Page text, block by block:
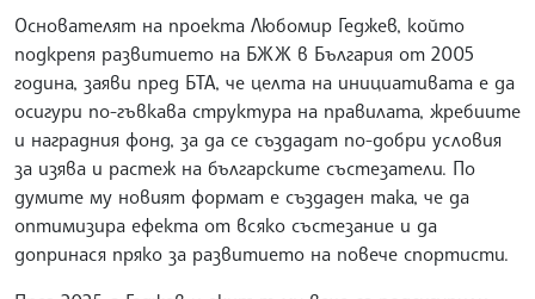
Основателят на проекта Любомир Геджев, който
подкрепя развитието на БЖЖ в България от 2005
година, заяви пред БТА, че целта на инициативата е да
осигури по-гъвкава структура на правилата, жребиите
и наградния фонд, за да се създадат по-добри условия
за изява и растеж на българските състезатели. По
думите му новият формат е създаден така, че да
оптимизира ефекта от всяко състезание и да
допринася пряко за развитието на повече спортисти.